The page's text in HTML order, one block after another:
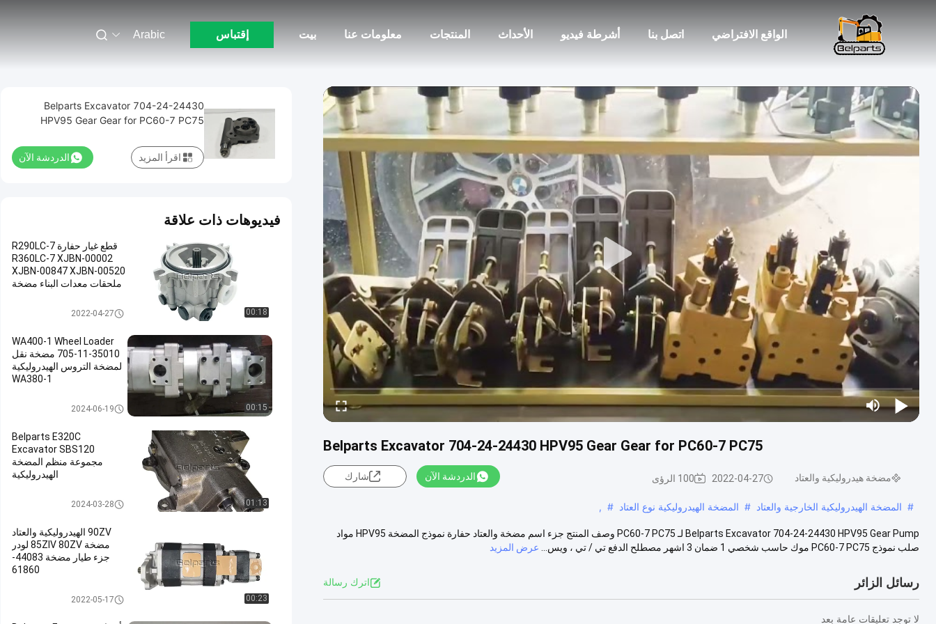
بيت معلومات عنا المنتجات الأحداث أشرطة فيديو اتصل بنا الواقع الافتراضي إقتباس Arabic
Belparts Excavator 704-24-24430 HPV95 Gear Gear for PC60-7 PC75
مضخة هيدروليكية والعتاد 2022-04-27 100 الرؤى الدردشة الآن شارك
# المضخة الهيدروليكية الخارجية والعتاد # المضخة الهيدروليكية نوع العتاد #
,
Belparts Excavator 704-24-24430 HPV95 Gear Pump لـ PC60-7 PC75 وصف المنتج جزء اسم مضخة والعتاد حفارة نموذج المضخة HPV95 مواد
صلب نموذج PC60-7 PC75 موك حاسب شخصي 1 ضمان 3 اشهر مصطلح الدفع تي / تي ، ويس...
عرض المزيد
رسائل الزائر اترك رسالة
لا توجد تعليقات عامة بعد
Belparts Excavator 704-24-24430
HPV95 Gear Gear for PC60-7 PC75
الدردشة الآن اقرأ المزيد
فيديوهات ذات علاقة
00:18
قطع غيار حفارة R290LC-7
R360LC-7 XJBN-00002
XJBN-00847 XJBN-00520
ملحقات معدات البناء مضخة
مضخة هيدروليكية والعتاد
2022-04-27
00:15
WA400-1 Wheel Loader
705-11-35010 مضخة نقل
لمضخة التروس الهيدروليكية
WA380-1
مضخة هيدروليكية والعتاد
2024-06-19
01:13
Belparts E320C
Excavator SBS120
مجموعة منظم المضخة
الهيدروليكية
مضخة هيدروليكية والعتاد
2024-03-28
00:23
90ZV الهيدروليكية والعتاد
مضخة 85ZIV 80ZV لودر
جزء طيار مضخة 44083-
61860
مضخة هيدروليكية والعتاد
2022-05-17